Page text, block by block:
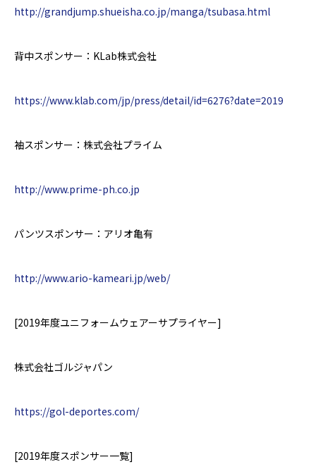
http://grandjump.shueisha.co.jp/manga/tsubasa.html
背中スポンサー： KLab株式会社
https://www.klab.com/jp/press/detail/id=6276?date=2019
袖スポンサー：株式会社プライム
http://www.prime-ph.co.jp
パンツスポンサー：アリオ亀有
http://www.ario-kameari.jp/web/
[2019年度ユニフォームウェアーサプライヤー]
株式会社ゴルジャパン
https://gol-deportes.com/
[2019年度スポンサー一覧]